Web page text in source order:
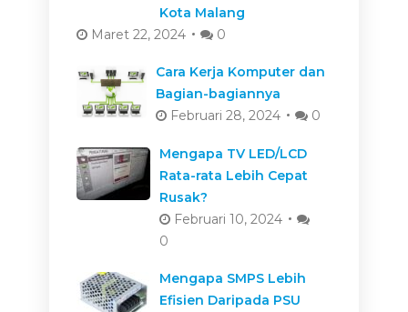
Kota Malang
Maret 22, 2024
0
Cara Kerja Komputer dan
Bagian-bagiannya
Februari 28, 2024
0
Mengapa TV LED/LCD
Rata-rata Lebih Cepat
Rusak?
Februari 10, 2024
0
Mengapa SMPS Lebih
Efisien Daripada PSU